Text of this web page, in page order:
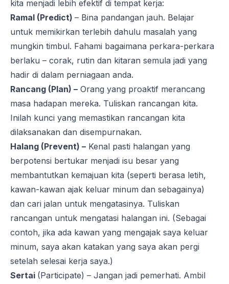
kita menjadi lebih efektif di tempat kerja:
Ramal (Predict) – Bina pandangan jauh. Belajar
untuk memikirkan terlebih dahulu masalah yang
mungkin timbul. Fahami bagaimana perkara-perkara
berlaku – corak, rutin dan kitaran semula jadi yang
hadir di dalam perniagaan anda.
Rancang (Plan) – Orang yang proaktif merancang
masa hadapan mereka. Tuliskan rancangan kita.
Inilah kunci yang memastikan rancangan kita
dilaksanakan dan disempurnakan.
Halang (Prevent) – Kenal pasti halangan yang
berpotensi bertukar menjadi isu besar yang
membantutkan kemajuan kita (seperti berasa letih,
kawan-kawan ajak keluar minum dan sebagainya)
dan cari jalan untuk mengatasinya. Tuliskan
rancangan untuk mengatasi halangan ini. (Sebagai
contoh, jika ada kawan yang mengajak saya keluar
minum, saya akan katakan yang saya akan pergi
setelah selesai kerja saya.)
Sertai (Participate) – Jangan jadi pemerhati. Ambil